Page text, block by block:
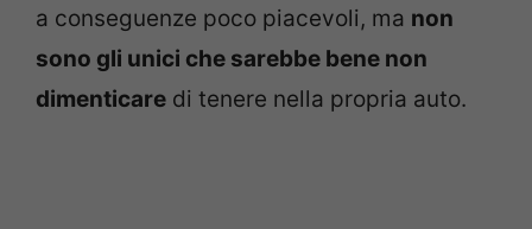
a conseguenze poco piacevoli, ma non
sono gli unici che sarebbe bene non
dimenticare di tenere nella propria auto.